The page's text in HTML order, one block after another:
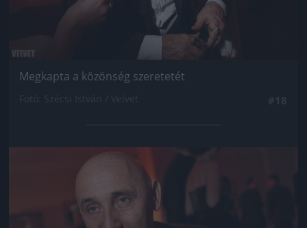
Megkapta a közönség szeretetét
Jön még kép!